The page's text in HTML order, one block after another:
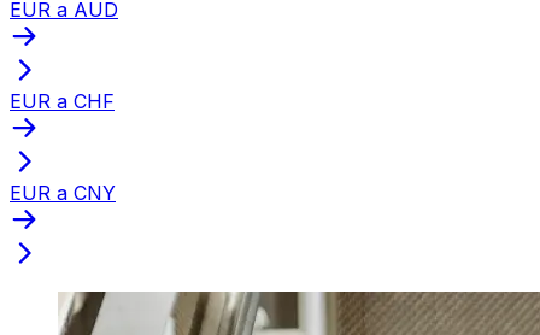
EUR a AUD
EUR a CHF
EUR a CNY